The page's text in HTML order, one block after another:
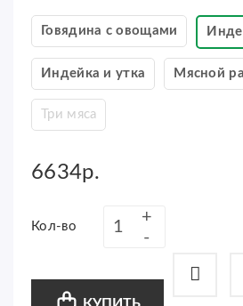
Говядина с овощами
Индейка и утка Мясной
Три мяса
6634р.
Кол-во